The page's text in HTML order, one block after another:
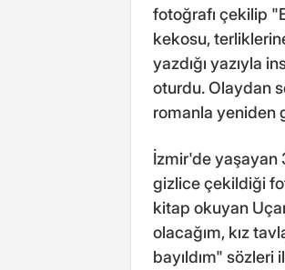
fotoğrafı çekilip
kekosu,
yazdığı yazıyla
oturdu. Olaydan
romanla yeniden
İzmir'de yaşayan
gizlice çekildiği
kitap okuyan
olacağım, kız
bayıldım" sözleri